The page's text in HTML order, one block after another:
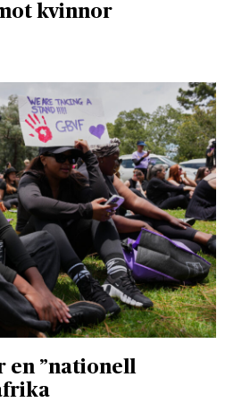
kvinnor
en ”nationell